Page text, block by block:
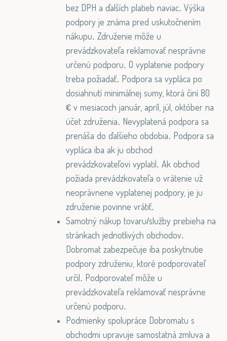
bez DPH a ďalších platieb naviac. Výška
podpory je známa pred uskutočnením
nákupu. Združenie môže u
prevádzkovateľa reklamovať nesprávne
určenú podporu. O vyplatenie podpory
treba požiadať. Podpora sa vypláca po
dosiahnutí minimálnej sumy, ktorá činí 80
€ v mesiacoch január, apríl, júl, október na
účet združenia. Nevyplatená podpora sa
prenáša do ďalšieho obdobia. Podpora sa
vypláca iba ak ju obchod
prevádzkovateľovi vyplatil. Ak obchod
požiada prevádzkovateľa o vrátenie už
neoprávnene vyplatenej podpory, je ju
združenie povinne vrátiť.
Samotný nákup tovaru/služby prebieha na
stránkach jednotlivých obchodov.
Dobromat zabezpečuje iba poskytnutie
podpory združeniu, ktoré podporovateľ
určil. Podporovateľ môže u
prevádzkovateľa reklamovať nesprávne
určenú podporu.
Podmienky spolupráce Dobromatu s
obchodmi upravuje samostatná zmluva a